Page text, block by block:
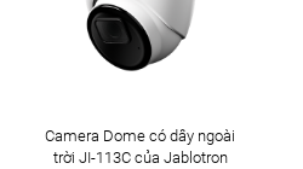
Camera Dome có dây ngoài
trời JI-113C của Jablotron